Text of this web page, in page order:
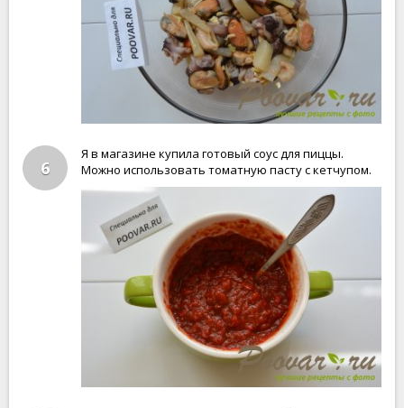
6
Я в магазине купила готовый соус для пиццы.
Можно использовать томатную пасту с кетчупом.